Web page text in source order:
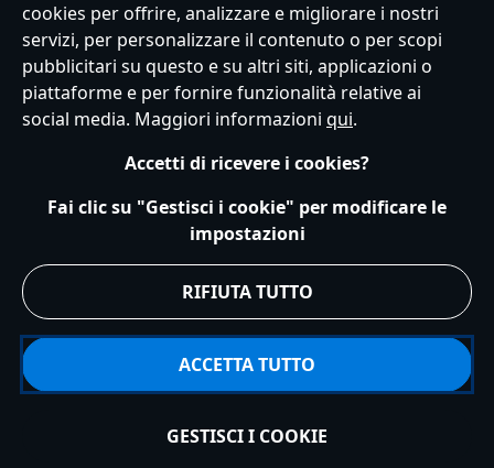
Presto online
Servizio Clienti Termini d'Uso Trova Negozio
Mappa del Sito
Normativa Europea sul trattamento dei dati personali
Informativa sulla privacy
Politica dei Cookie
Informativa sulla privacy UE
Termini e Condizioni generali
Gestisci le impostazioni dei Cookies
s172 Statements
cookies per offrire, analizzare e migliorare i nostri
servizi, per personalizzare il contenuto o per scopi
pubblicitari su questo e su altri siti, applicazioni o
piattaforme e per fornire funzionalità relative ai
social media. Maggiori informazioni qui.
Accetti di ricevere i cookies?
Fai clic su "Gestisci i cookie" per modificare le
impostazioni
RIFIUTA TUTTO
ACCETTA TUTTO
GESTISCI I COOKIE